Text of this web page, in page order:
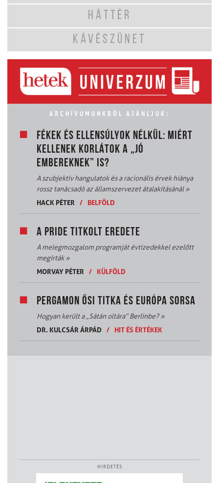
HÁTTÉR
KÁVÉSZÜNET
ARCHÍVUMUNKBÓL AJÁNLJUK:
FÉKEK ÉS ELLENSÚLYOK NÉLKÜL: MIÉRT
KELLENEK KORLÁTOK A „JÓ
EMBEREKNEK” IS?
A szubjektív hangulatok és a racionális érvek hiánya
rossz tanácsadó az államszervezet átalakításánál»
HACK PÉTER
/ BELFÖLD
A PRIDE TITKOLT EREDETE
A melegmozgalom programját évtizedekkel ezelőtt
megírták»
MORVAY PÉTER
/ KÜLFÖLD
PERGAMON ŐSI TITKA ÉS EURÓPA SORSA
Hogyan került a „Sátán oltára” Berlinbe?»
DR. KULCSÁR ÁRPÁD
/ HIT ÉS ÉRTÉKEK
HIRDETÉS